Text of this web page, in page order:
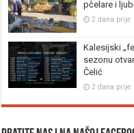
pčelare i
2 dana prije
Kalesijski
sezonu
Čelić
2 dana prije